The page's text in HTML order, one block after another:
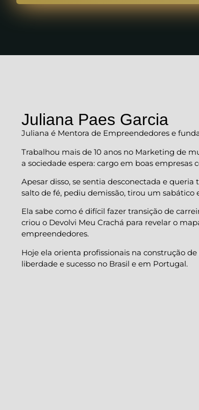
Juliana Paes Garcia
Juliana é Mentora de Empreendedores e
Trabalhou mais de 10 anos no Marketing de
a sociedade espera: cargo em boas empresas
Apesar disso, se sentia desconectada e
salto de fé, pediu demissão, tirou um sabático
Ela sabe como é difícil fazer transição de
criou o Devolvi Meu Crachá para revelar o
empreendedores.
Hoje ela orienta profissionais na construção
liberdade e sucesso no Brasil e em Portugal.